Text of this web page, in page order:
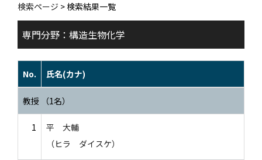
検索ページ > 検索結果一覧
専門分野：構造生物化学
No. 氏名(カナ)
教授 （1名）
1
平 大輔
（ヒラ ダイスケ）